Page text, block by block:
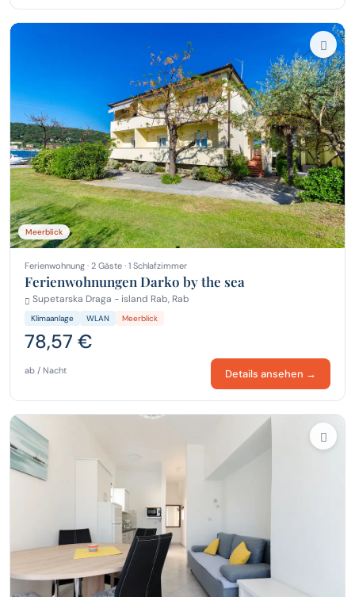
Meerblick
Ferienwohnung · 2 Gäste · 1 Schlafzimmer
Ferienwohnungen Darko by the sea
Supetarska Draga - island Rab, Rab
Klimaanlage WLAN Meerblick
78,57 €
ab / Nacht Details ansehen →